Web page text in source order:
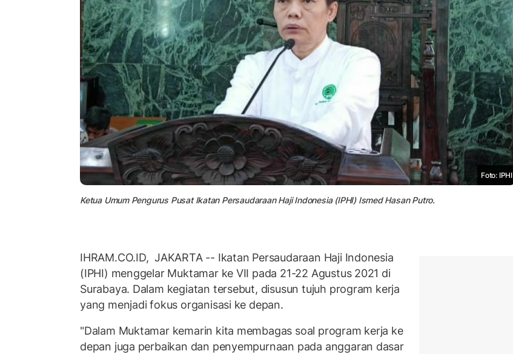
Foto: IPHI
Ketua Umum Pengurus Pusat Ikatan Persaudaraan Haji Indonesia (IPHI) Ismed Hasan Putro.
IHRAM.CO.ID, JAKARTA -- Ikatan Persaudaraan Haji Indonesia
(IPHI) menggelar Muktamar ke VII pada 21-22 Agustus 2021 di
Surabaya. Dalam kegiatan tersebut, disusun tujuh program kerja
yang menjadi fokus organisasi ke depan.
"Dalam Muktamar kemarin kita membagas soal program kerja ke
depan juga perbaikan dan penyempurnaan pada anggaran dasar